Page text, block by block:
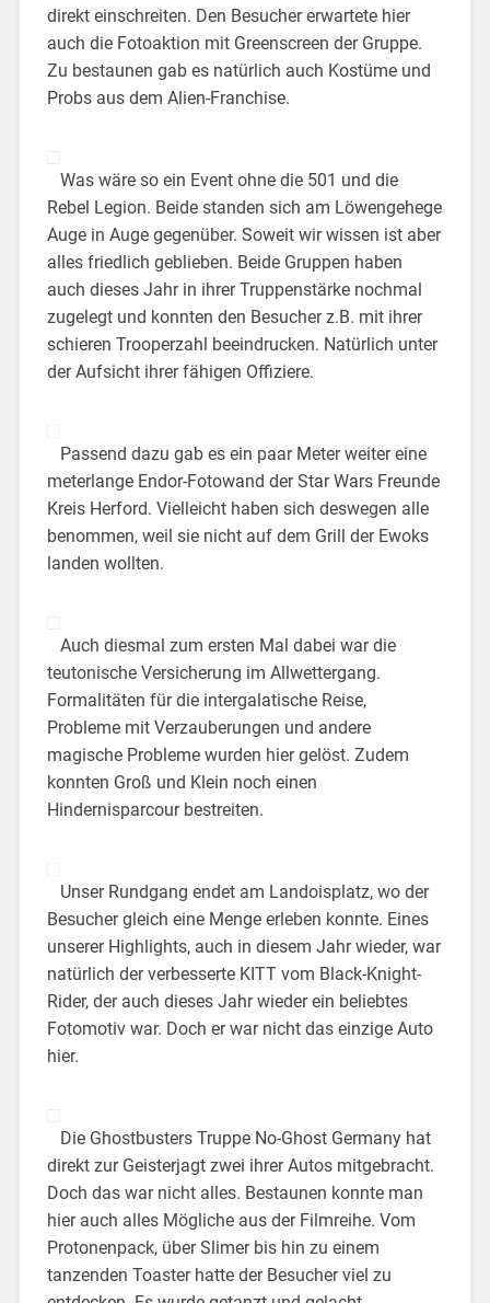
direkt einschreiten. Den Besucher erwartete hier
auch die Fotoaktion mit Greenscreen der Gruppe.
Zu bestaunen gab es natürlich auch Kostüme und
Probs aus dem Alien-Franchise.
Was wäre so ein Event ohne die 501 und die
Rebel Legion. Beide standen sich am Löwengehege
Auge in Auge gegenüber. Soweit wir wissen ist aber
alles friedlich geblieben. Beide Gruppen haben
auch dieses Jahr in ihrer Truppenstärke nochmal
zugelegt und konnten den Besucher z.B. mit ihrer
schieren Trooperzahl beeindrucken. Natürlich unter
der Aufsicht ihrer fähigen Offiziere.
Passend dazu gab es ein paar Meter weiter eine
meterlange Endor-Fotowand der Star Wars Freunde
Kreis Herford. Vielleicht haben sich deswegen alle
benommen, weil sie nicht auf dem Grill der Ewoks
landen wollten.
Auch diesmal zum ersten Mal dabei war die
teutonische Versicherung im Allwettergang.
Formalitäten für die intergalatische Reise,
Probleme mit Verzauberungen und andere
magische Probleme wurden hier gelöst. Zudem
konnten Groß und Klein noch einen
Hindernisparcour bestreiten.
Unser Rundgang endet am Landoisplatz, wo der
Besucher gleich eine Menge erleben konnte. Eines
unserer Highlights, auch in diesem Jahr wieder, war
natürlich der verbesserte KITT vom Black-Knight-
Rider, der auch dieses Jahr wieder ein beliebtes
Fotomotiv war. Doch er war nicht das einzige Auto
hier.
Die Ghostbusters Truppe No-Ghost Germany hat
direkt zur Geisterjagt zwei ihrer Autos mitgebracht.
Doch das war nicht alles. Bestaunen konnte man
hier auch alles Mögliche aus der Filmreihe. Vom
Protonenpack, über Slimer bis hin zu einem
tanzenden Toaster hatte der Besucher viel zu